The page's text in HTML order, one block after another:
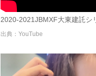
2020-2021JBMXF大東建託
出典：YouTube